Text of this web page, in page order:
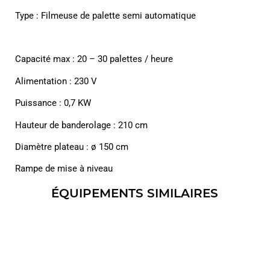
Type : Filmeuse de palette semi automatique
Capacité max : 20 – 30 palettes / heure
Alimentation : 230 V
Puissance : 0,7 KW
Hauteur de banderolage : 210 cm
Diamètre plateau : ø 150 cm
Rampe de mise à niveau
ÉQUIPEMENTS SIMILAIRES